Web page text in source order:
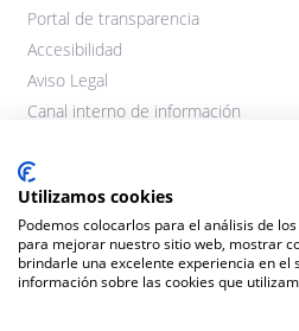
Portal de transparencia
Accesibilidad
Aviso Legal
Canal interno de información
Utilizamos cookies
Podemos colocarlos para el análisis de
para mejorar nuestro sitio web, mostrar
brindarle una excelente experiencia en el
información sobre las cookies que